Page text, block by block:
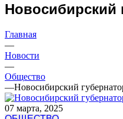
Новосибирский
Главная
—
Новости
—
Общество
—Новосибирский
07 марта, 2025